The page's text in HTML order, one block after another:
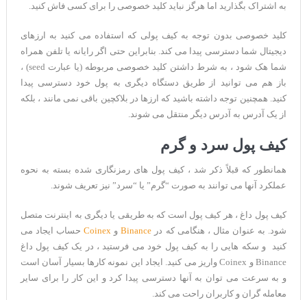
به اشتراک بگذارید اما هرگز نباید کلید خصوصی را برای کسی فاش کنید.
کلید خصوصی بدون توجه به کیف پولی که استفاده می کنید به ارزهای
دیجیتال شما دسترسی پیدا می کند. بنابراین حتی اگر رایانه یا تلفن همراه
شما هک شود ، به شرط داشتن کلید خصوصی مربوطه (یا عبارت seed) ،
باز هم می توانید از طریق دستگاه دیگری به پول خود دسترسی پیدا
کنید. همچنین توجه داشته باشید که ارزها در بلاکچین باقی نمی مانند ، بلکه
از یک آدرس به آدرس دیگر منتقل می شوند.
کیف پول سرد و گرم
همانطور که قبلاً ذکر شد ، کیف پول های رمزنگاری شده بسته به نحوه
عملکرد آنها می توانند به صورت “گرم” یا “سرد” نیز تعریف شوند.
کیف پول داغ ، هر کیف پول است که به طریقی یا دیگری به اینترنت متصل
شود. به عنوان مثال ، هنگامی که در Binanceو Coinexحساب ایجاد می
کنید و سکه هایی را به کیف پول خود می فرستید ، در یک کیف پول داغ
Binance و Coinex واریز می کنید. ایجاد این نمونه کارها بسیار آسان است
و به سرعت می توان به آنها دسترسی پیدا کرد و این کار را برای سایر
معامله گران و کاربران راحت می کند.